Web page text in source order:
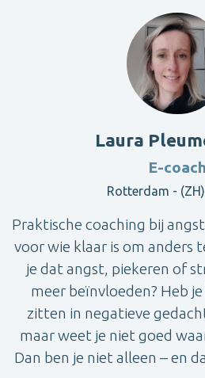
Laura
E-coach
Rotterdam -
Praktische coaching bij
voor wie klaar is om anders
je dat angst, piekeren of
meer beïnvloeden? Heb
zitten in negatieve
maar weet je niet goed
Dan ben je niet alleen – en